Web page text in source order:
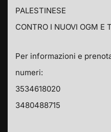
PALESTINESE
CONTRO I NUOVI OGM E
Per informazioni e
numeri:
3534618020
3480488715